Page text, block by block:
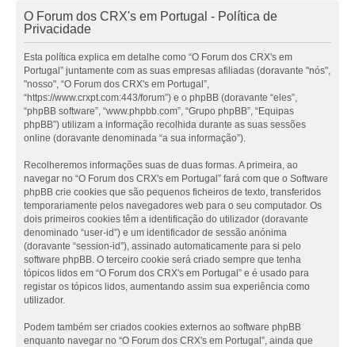
O Forum dos CRX's em Portugal - Política de
Privacidade
Esta política explica em detalhe como “O Forum dos CRX's em
Portugal” juntamente com as suas empresas afiliadas (doravante "nós",
"nosso", “O Forum dos CRX's em Portugal”,
“https://www.crxpt.com:443/forum”) e o phpBB (doravante “eles”,
“phpBB software”, “www.phpbb.com”, “Grupo phpBB”, “Equipas
phpBB”) utilizam a informação recolhida durante as suas sessões
online (doravante denominada “a sua informação”).
Recolheremos informações suas de duas formas. A primeira, ao
navegar no “O Forum dos CRX's em Portugal” fará com que o Software
phpBB crie cookies que são pequenos ficheiros de texto, transferidos
temporariamente pelos navegadores web para o seu computador. Os
dois primeiros cookies têm a identificação do utilizador (doravante
denominado “user-id”) e um identificador de sessão anónima
(doravante “session-id”), assinado automaticamente para si pelo
software phpBB. O terceiro cookie será criado sempre que tenha
tópicos lidos em “O Forum dos CRX's em Portugal” e é usado para
registar os tópicos lidos, aumentando assim sua experiência como
utilizador.
Podem também ser criados cookies externos ao software phpBB
enquanto navegar no “O Forum dos CRX's em Portugal”, ainda que